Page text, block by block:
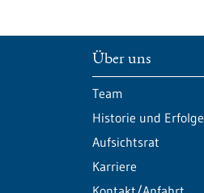
Über uns
Team
Historie und Erfolge
Aufsichtsrat
Karriere